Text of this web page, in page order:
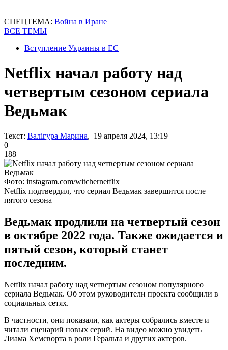
СПЕЦТЕМА: Война в Иране
ВСЕ ТЕМЫ
Вступление Украины в ЕС
Netflix начал работу над
четвертым сезоном сериала
Ведьмак
Текст: Валігура Марина, 19 апреля 2024, 13:19
0
188
Фото: instagram.com/witchernetflix
Netflix подтвердил, что сериал Ведьмак завершится после
пятого сезона
Ведьмак продлили на четвертый сезон
в октябре 2022 года. Также ожидается и
пятый сезон, который станет
последним.
Netflix начал работу над четвертым сезоном популярного
сериала Ведьмак. Об этом руководители проекта сообщили в
социальных сетях.
В частности, они показали, как актеры собрались вместе и
читали сценарий новых серий. На видео можно увидеть
Лиама Хемсворта в роли Геральта и других актеров.